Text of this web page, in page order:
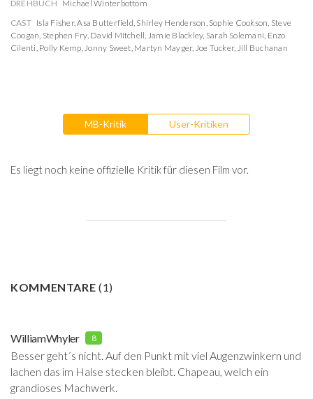
DREHBUCH Michael Winterbottom
CAST Isla Fisher,Asa Butterfield, Shirley Henderson, Sophie Cookson, Steve
Coogan, Stephen Fry, David Mitchell, Jamie Blackley, Sarah Solemani, Enzo
Cilenti, Polly Kemp,Jonny Sweet, Martyn Mayger, Joe Tucker, Jill Buchanan
MB-Kritik User-Kritiken
Es liegt noch keine offizielle Kritik für diesen Film vor.
KOMMENTARE(1)
WilliamWhyler 8
Besser geht´s nicht. Auf den Punkt mit viel Augenzwinkern und
lachen das im Halse stecken bleibt. Chapeau, welch ein
grandioses Machwerk.